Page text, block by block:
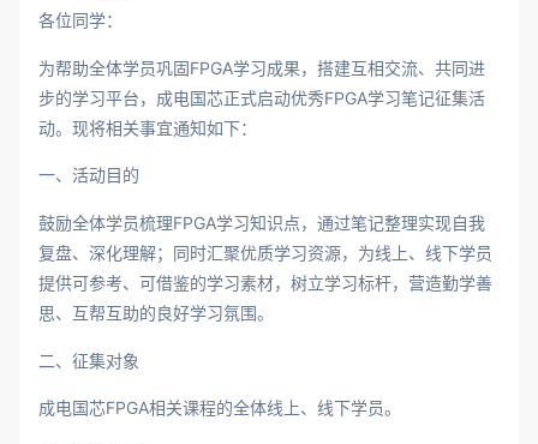
各位同学：
为帮助全体学员巩固FPGA学习成果，搭建互相交流、共同进
步的学习平台，成电国芯正式启动优秀FPGA学习笔记征集活
动。现将相关事宜通知如下：
一、活动目的
鼓励全体学员梳理FPGA学习知识点，通过笔记整理实现自我
复盘、深化理解；同时汇聚优质学习资源，为线上、线下学员
提供可参考、可借鉴的学习素材，树立学习标杆，营造勤学善
思、互帮互助的良好学习氛围。
二、征集对象
成电国芯FPGA相关课程的全体线上、线下学员。